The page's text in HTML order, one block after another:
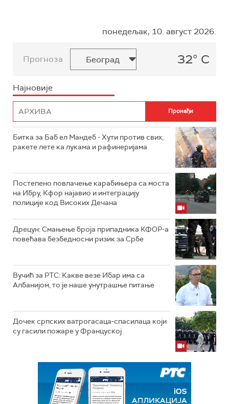
понедељак, 10. август 2026.
Прогноза 32° C
Најновије
Битка за Баб ел Мандеб - Хути против свих,
ракете лете ка лукама и рафинеријама
Постепено повлачење карабињера са моста
на Ибру, Кфор најавио и интеграцију
полиције код Високих Дечана
Дрецун: Смањење броја припадника КФОР-а
повећава безбедносни ризик за Србе
Вучић за РТС: Какве везе Ибар има са
Албанијом, то је наше унутрашње питање
Дочек српских ватрогасаца-спасилаца који
су гасили пожаре у Француској